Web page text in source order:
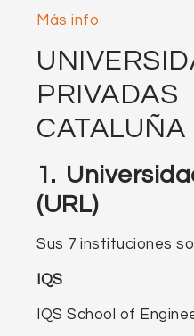
Más info
CATALUÑA
1.
(URL)
Sus 7 instituciones
IQS
IQS School of